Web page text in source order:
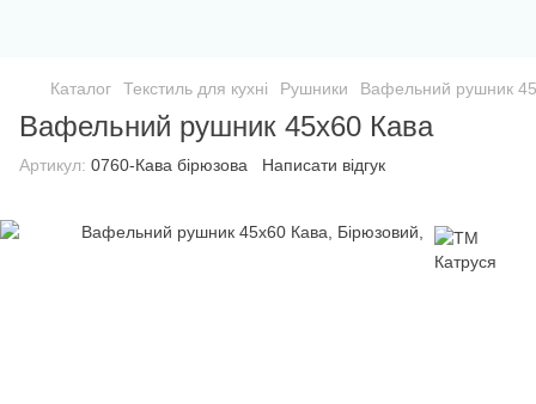
Каталог Текстиль для кухні Рушники Вафельний рушник
Вафельний рушник 45х60 Кава
Артикул: 0760-Кава бірюзова Написати відгук